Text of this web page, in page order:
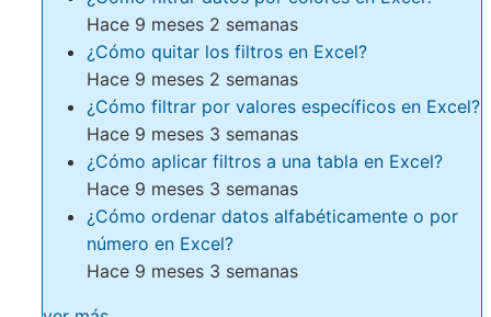
Hace 9 meses 2 semanas
¿Cómo quitar los filtros en Excel?
Hace 9 meses 2 semanas
¿Cómo filtrar por valores específicos en Excel?
Hace 9 meses 3 semanas
¿Cómo aplicar filtros a una tabla en Excel?
Hace 9 meses 3 semanas
¿Cómo ordenar datos alfabéticamente o por
número en Excel?
Hace 9 meses 3 semanas